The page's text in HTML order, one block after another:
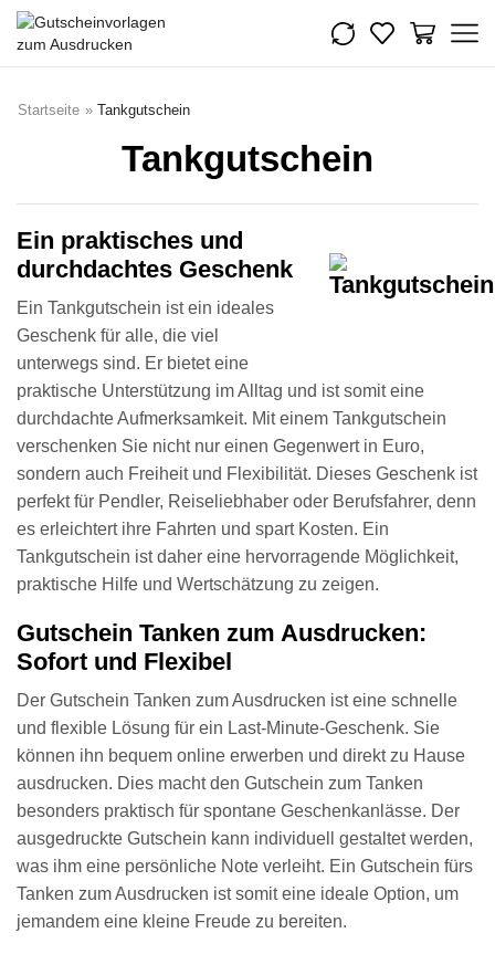
Startseite » Tankgutschein
Tankgutschein
Ein praktisches und
durchdachtes Geschenk
Ein Tankgutschein ist ein ideales
Geschenk für alle, die viel
unterwegs sind. Er bietet eine
praktische Unterstützung im Alltag und ist somit eine
durchdachte Aufmerksamkeit. Mit einem Tankgutschein
verschenken Sie nicht nur einen Gegenwert in Euro,
sondern auch Freiheit und Flexibilität. Dieses Geschenk ist
perfekt für Pendler, Reiseliebhaber oder Berufsfahrer, denn
es erleichtert ihre Fahrten und spart Kosten. Ein
Tankgutschein ist daher eine hervorragende Möglichkeit,
praktische Hilfe und Wertschätzung zu zeigen.
Gutschein Tanken zum Ausdrucken:
Sofort und Flexibel
Der Gutschein Tanken zum Ausdrucken ist eine schnelle
und flexible Lösung für ein Last-Minute-Geschenk. Sie
können ihn bequem online erwerben und direkt zu Hause
ausdrucken. Dies macht den Gutschein zum Tanken
besonders praktisch für spontane Geschenkanlässe. Der
ausgedruckte Gutschein kann individuell gestaltet werden,
was ihm eine persönliche Note verleiht. Ein Gutschein fürs
Tanken zum Ausdrucken ist somit eine ideale Option, um
jemandem eine kleine Freude zu bereiten.